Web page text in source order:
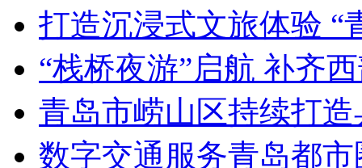
打造沉浸式文旅体验 “
“栈桥夜游”启航 补齐
青岛市崂山区持续打
数字交通服务青岛都